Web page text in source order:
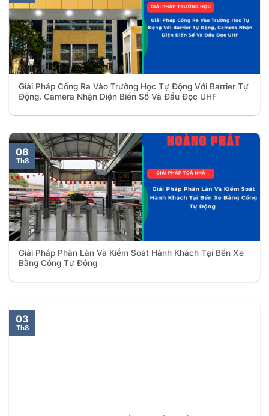
Giải Pháp Cổng Ra Vào Trường Học Tự Động Với Barrier Tự
Động, Camera Nhận Diện Biển Số Và Đầu Đọc UHF
Giải Pháp Phân Làn Và Kiểm Soát Hành Khách Tại Bến Xe
Bằng Cổng Tự Động
06
Th8
03
Th8